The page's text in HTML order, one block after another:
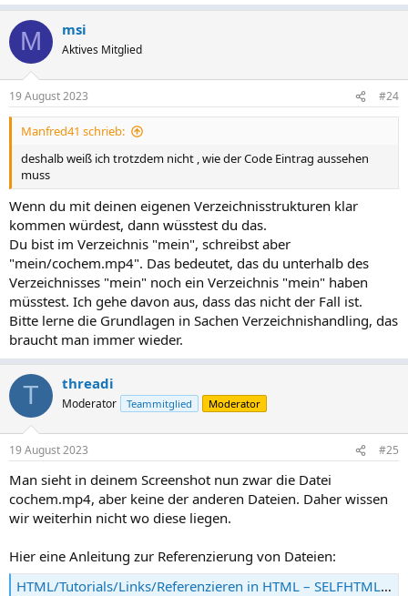
M msi
Aktives Mitglied
19 August 2023 #24
Manfred41 schrieb:
deshalb weiß ich trotzdem nicht , wie der Code Eintrag aussehen
muss
Wenn du mit deinen eigenen Verzeichnisstrukturen klar
kommen würdest, dann wüsstest du das.
Du bist im Verzeichnis "mein", schreibst aber
"mein/cochem.mp4". Das bedeutet, das du unterhalb des
Verzeichnisses "mein" noch ein Verzeichnis "mein" haben
müsstest. Ich gehe davon aus, dass das nicht der Fall ist.
Bitte lerne die Grundlagen in Sachen Verzeichnishandling, das
braucht man immer wieder.
T threadi
Moderator Teammitglied Moderator
19 August 2023 #25
Man sieht in deinem Screenshot nun zwar die Datei
cochem.mp4, aber keine der anderen Dateien. Daher wissen
wir weiterhin nicht wo diese liegen.
Hier eine Anleitung zur Referenzierung von Dateien:
HTML/Tutorials/Links/Referenzieren in HTML – SELFHTML-Wiki